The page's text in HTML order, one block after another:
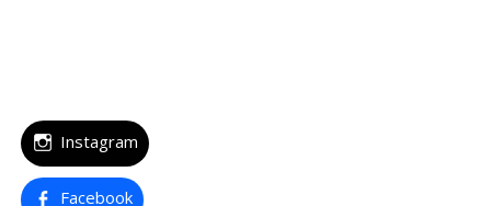
Instagram
Facebook